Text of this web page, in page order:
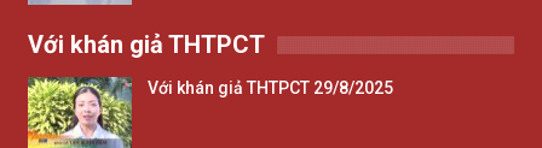
Với khán giả THTPCT
Với khán giả THTPCT 29/8/2025